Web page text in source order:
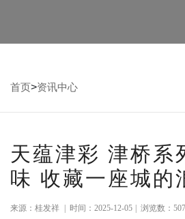
首页>资讯中心
天蕴津彩 津桥系
味 收藏一座城的
来源：桂发祥 时间：2025-12-05 浏览数：